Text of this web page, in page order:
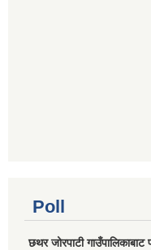
Poll
छथर जोरपाटी